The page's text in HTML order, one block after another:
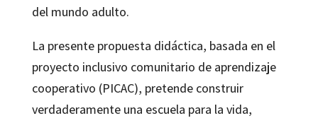
del mundo adulto.
La presente propuesta didáctica, basada en el
proyecto inclusivo comunitario de aprendizaje
cooperativo (PICAC), pretende construir
verdaderamente una escuela para la vida,